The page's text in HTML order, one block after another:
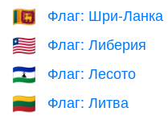
🇱🇰 Флаг: Шри-Ланка
🇱🇷 Флаг: Либерия
🇱🇸 Флаг: Лесото
🇱🇹 Флаг: Литва